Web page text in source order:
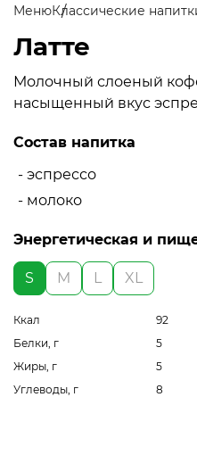
МенюКлассические
Латте
Молочный слоеный
насыщенный вкус
Состав напитка
- эспрессо
- молоко
Энергетическая и
S M L XL
Ккал
92
Белки, г
5
Жиры, г
5
Углеводы, г
8